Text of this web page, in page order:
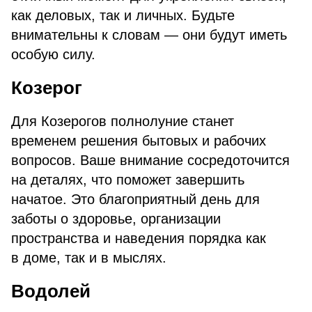
как деловых, так и личных. Будьте
внимательны к словам — они будут иметь
особую силу.
Козерог
Для Козерогов полнолуние станет
временем решения бытовых и рабочих
вопросов. Ваше внимание сосредоточится
на деталях, что поможет завершить
начатое. Это благоприятный день для
заботы о здоровье, организации
пространства и наведения порядка как
в доме, так и в мыслях.
Водолей